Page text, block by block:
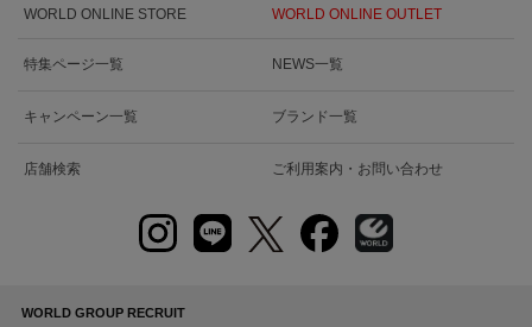
WORLD ONLINE STORE WORLD ONLINE OUTLET
特集ページ一覧 NEWS一覧
キャンペーン一覧 ブランド一覧
店舗検索 ご利用案内・お問い合わせ
WORLD GROUP RECRUIT